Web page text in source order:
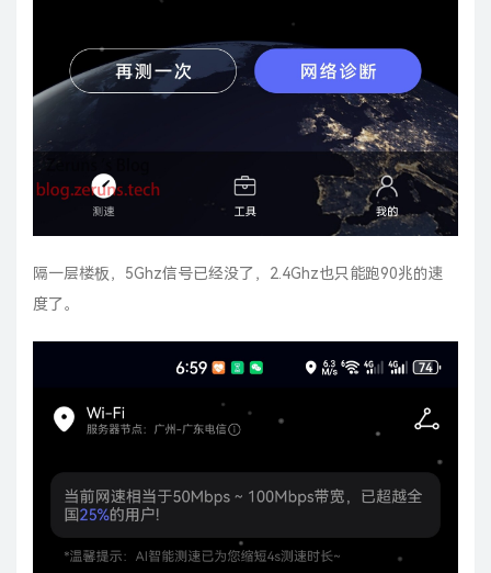
隔一层楼板，5Ghz信号已经没了，2.4Ghz也只能跑90兆的速
度了。